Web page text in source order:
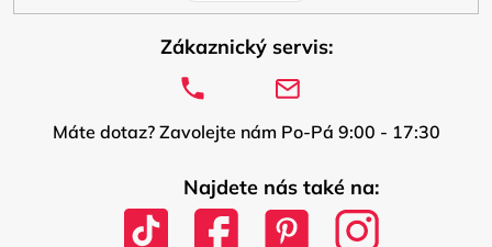
Zákaznický servis:
Máte dotaz? Zavolejte nám Po-Pá 9:00 - 17:30
Najdete nás také na: